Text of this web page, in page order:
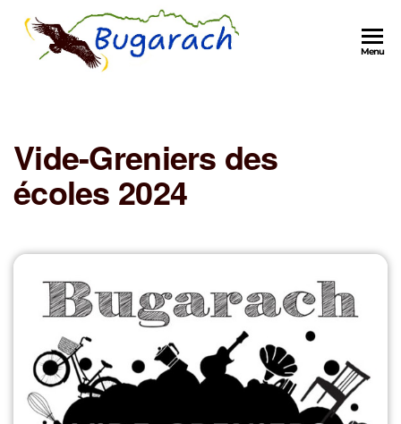
Menu
Vide-Greniers des
écoles 2024